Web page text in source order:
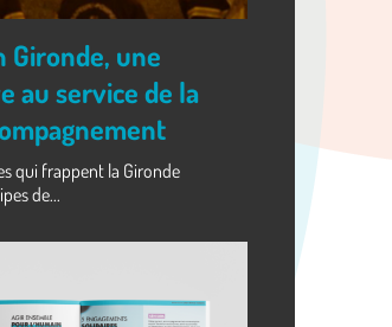
Gironde, une
au service de la
qui frappent la Gironde
de...